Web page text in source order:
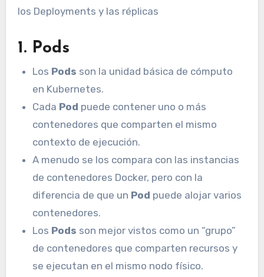
los Deployments y las réplicas
1. Pods
Los Pods son la unidad básica de cómputo
en Kubernetes.
Cada Pod puede contener uno o más
contenedores que comparten el mismo
contexto de ejecución.
A menudo se los compara con las instancias
de contenedores Docker, pero con la
diferencia de que un Pod puede alojar varios
contenedores.
Los Pods son mejor vistos como un “grupo”
de contenedores que comparten recursos y
se ejecutan en el mismo nodo físico.